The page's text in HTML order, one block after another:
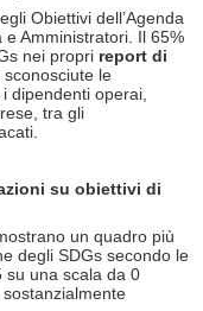
Obiettivi dell’Agenda
Amministratori. Il 65%
nei propri report di
sconosciute le
dipendenti operai,
tra gli
su obiettivi di
un quadro più
degli SDGs secondo le
su una scala da 0